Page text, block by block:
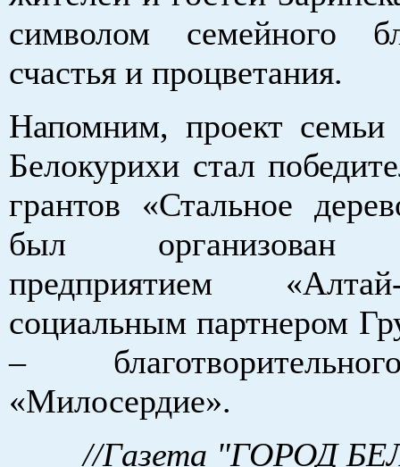
символом семейного
счастья и процветания.
Напомним, проект семьи
Белокурихи стал
грантов «Стальное
был организован
предприятием
социальным партнером
–
«Милосердие».
//Газета "ГОРОД